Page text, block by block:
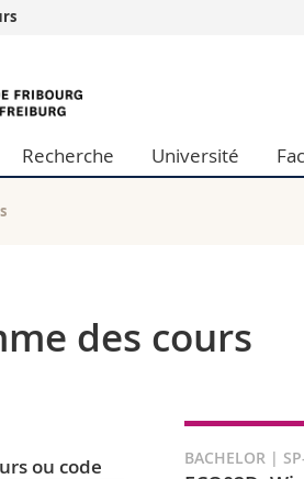
Sciences économiques
Lettres et sciences
Recherche Université
des cours
ou code BACHELOR |